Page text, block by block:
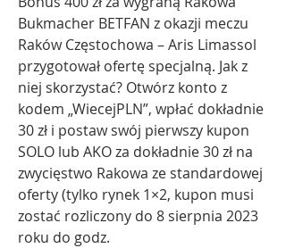
Bukmacher BETFAN z okazji meczu
Raków Częstochowa – Aris Limassol
przygotował ofertę specjalną. Jak z
niej skorzystać? Otwórz konto z
kodem „WiecejPLN”, wpłać dokładnie
30 zł i postaw swój pierwszy kupon
SOLO lub AKO za dokładnie 30 zł na
zwycięstwo Rakowa ze standardowej
oferty (tylko rynek 1×2, kupon musi
zostać rozliczony do 8 sierpnia 2023
roku do godz.